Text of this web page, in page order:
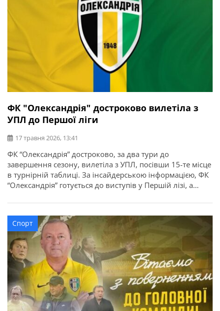
ФК "Олександрія" достроково вилетіла з
УПЛ до Першої ліги
17 травня 2026, 13:41
ФК “Олександрія” достроково, за два тури до
завершення сезону, вилетіла з УПЛ, посівши 15-те місце
в турнірній таблиці. За інсайдерською інформацією, ФК
“Олександрія” готується до виступів у Першій лізі, а
гравців. Майже всі легіонери покинуть клуб. Шаран
зв’язувався з гравцями, які мають досвід виступів у
Чемпіонаті України, та сказав, […]
Спорт